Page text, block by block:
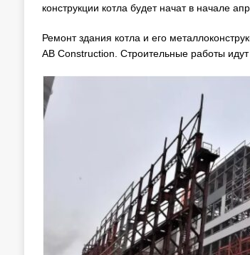
конструкции котла будет начат в начале
Ремонт здания котла и его
AB Construction. Строительные работы